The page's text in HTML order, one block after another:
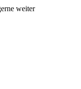
weiter